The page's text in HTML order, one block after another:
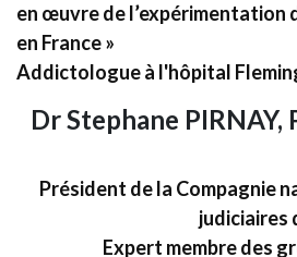
en œuvre de l’expérimentation
en France »
Addictologue à l'hôpital
Dr Stephane PIRNAY,
Président de la Compagnie
judiciaires
Expert membre des